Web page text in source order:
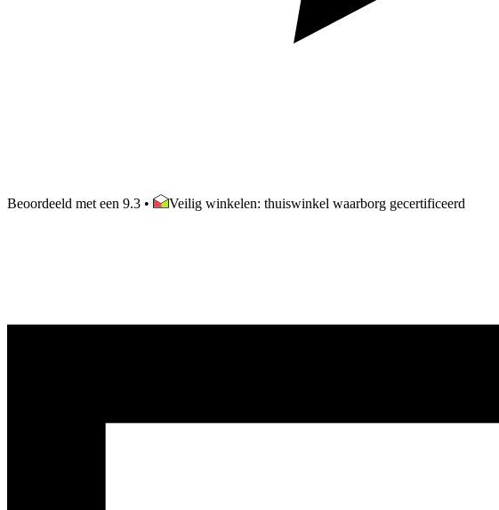
Beoordeeld met een 9.3 • Veilig winkelen: thuiswinkel waarborg gecertificeerd